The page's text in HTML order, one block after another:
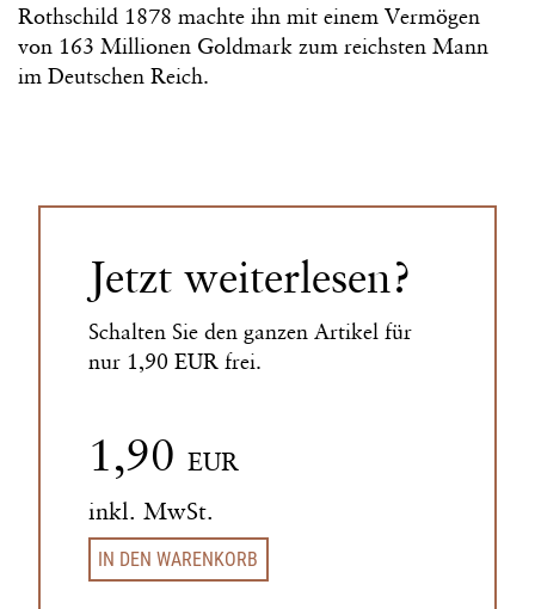
Rothschild 1878 machte ihn mit einem Vermögen
von 163 Millionen Goldmark zum reichsten Mann
im Deutschen Reich.
Jetzt weiterlesen?
Schalten Sie den ganzen Artikel für
nur 1,90 EUR frei.
1,90 EUR
inkl. MwSt.
IN DEN WARENKORB